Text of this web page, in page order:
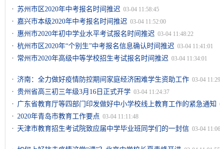
苏州市区2020年中考报名时间推迟 03-04 11:58:45
嘉兴市本级2020年中考报名时间推迟 03-04 11:52:00
惠州市2020年初中学业水平考试报名时间推迟 03-04 11:48:22
杭州市区2020年“个别生”中考报名信息确认时间推迟 03-04 11:41:01
常州市2020年高级中等学校招生考试报名时间推迟 03-04 11:34:01
济南：全力做好疫情防控期间家庭经济困难学生资助工作 03-04
贵州省高三初三年级3月16日正式开学 03-04 11:24:37
广东省教育厅等四部门印发做好中小学校线上教育工作的紧急通知
2020年青岛市教育工作要点 03-04 11:11:48
天津市教育招生考试院致应届中学毕业班同学们的一封信 03-04